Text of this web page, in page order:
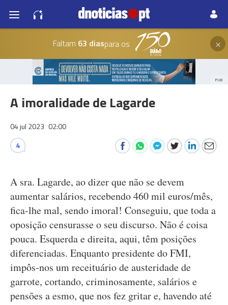
Faltam 63 diaspara os ×
PUB
A imoralidade de Lagarde
04 jul 2023 02:00
4
A sra. Lagarde, ao dizer que não se devem
aumentar salários, recebendo 460 mil euros/mês,
fica-lhe mal, sendo imoral! Conseguiu, que toda a
oposição censurasse o seu discurso. Não é coisa
pouca. Esquerda e direita, aqui, têm posições
diferenciadas. Enquanto presidente do FMI,
impôs-nos um receituário de austeridade de
garrote, cortando, criminosamente, salários e
pensões a esmo, que nos fez gritar e, havendo até